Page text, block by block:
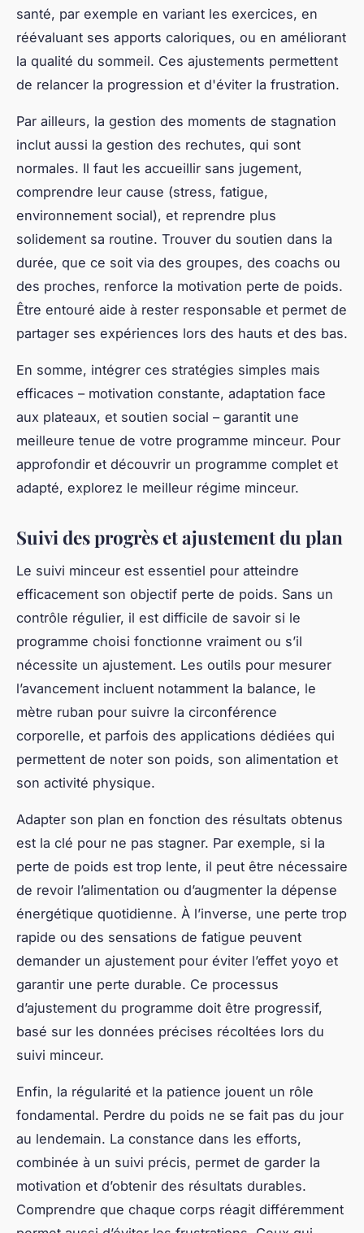
rapide ou des sensations de fatigue peuvent
demander un ajustement pour éviter l’effet yoyo et
garantir une perte durable. Ce processus
d’ajustement du programme doit être progressif,
basé sur les données précises récoltées lors du
suivi minceur.
Enfin, la régularité et la patience jouent un rôle
fondamental. Perdre du poids ne se fait pas du jour
au lendemain. La constance dans les efforts,
combinée à un suivi précis, permet de garder la
motivation et d’obtenir des résultats durables.
Comprendre que chaque corps réagit différemment
permet aussi d’éviter les frustrations. Ceux qui
souhaitent un accompagnement complet pourront
trouver un meilleur régime minceur adapté à leurs
besoins pour optimiser ces étapes cruciales.
Exemples de réussites et témoignages
inspirants
Découvrez des témoignages perte de poids
puissance d’un engagement sérieux et d’un
accompagnement adapté. Ces histoires vraies
transformation mettent en lumière des profils
variés, chacun ayant surmonté des obstacles
spécifiques grâce à une méthode cohérente et un
guide motivationnel efficace.
Le succès de ces parcours repose souvent sur des
facteurs clés identifiables. Premièrement, la
persévérance face aux difficultés constitue un pilier
fondamental. Ensuite, l’adoption progressive
d’habitudes alimentaires équilibrées, souvent avec
l’aide d’un meilleur régime minceur personnalisé,
joue un rôle déterminant. Enfin, le soutien moral et
l’accès à un guide motivationnel solide permettent
de maintenir l’élan sur le long terme.
Chaque témoignage loss de poids inspire à
différentes étapes du processus. Pour le débutant,
ces récits offrent un aperçu rassurant sur la gestion
des premières semaines souvent les plus délicates.
Pour ceux au milieu du chemin, comprendre que
les hauts et les bas sont normaux encourage à ne
pas abandonner. Et pour ceux proches de l’objectif,
ces exemples renforcent la confiance en soi,
démontrant que la transformation est accessible
avec de la rigueur et un bon encadrement.
Minceur